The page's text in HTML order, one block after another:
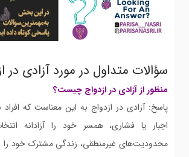
سؤالات متداول در مورد آزادی در
منظور از آزادی در ازدواج چیست؟
پاسخ: آزادی در ازدواج به این معناست که افراد
اجبار یا فشاری، همسر خود را آزادانه
محدودیت‌های غیرمنطقی، زندگی مشترک خود را